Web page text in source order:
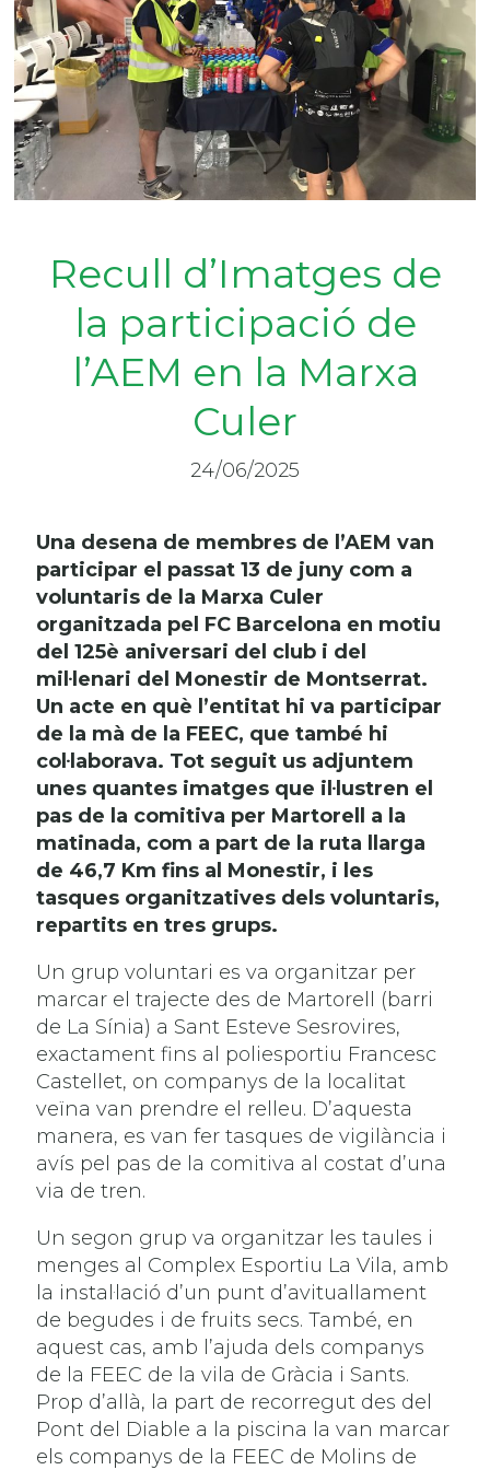
Recull d’Imatges de
la participació de
l’AEM en la Marxa
Culer
24/06/2025
Una desena de membres de l’AEM van
participar el passat 13 de juny com a
voluntaris de la Marxa Culer
organitzada pel FC Barcelona en motiu
del 125è aniversari del club i del
mil·lenari del Monestir de Montserrat.
Un acte en què l’entitat hi va participar
de la mà de la FEEC, que també hi
col·laborava. Tot seguit us adjuntem
unes quantes imatges que il·lustren el
pas de la comitiva per Martorell a la
matinada, com a part de la ruta llarga
de 46,7 Km fins al Monestir, i les
tasques organitzatives dels voluntaris,
repartits en tres grups.
Un grup voluntari es va organitzar per
marcar el trajecte des de Martorell (barri
de La Sínia) a Sant Esteve Sesrovires,
exactament fins al poliesportiu Francesc
Castellet, on companys de la localitat
veïna van prendre el relleu. D’aquesta
manera, es van fer tasques de vigilància i
avís pel pas de la comitiva al costat d’una
via de tren.
Un segon grup va organitzar les taules i
menges al Complex Esportiu La Vila, amb
la instal·lació d’un punt d’avituallament
de begudes i de fruits secs. També, en
aquest cas, amb l’ajuda dels companys
de la FEEC de la vila de Gràcia i Sants.
Prop d’allà, la part de recorregut des del
Pont del Diable a la piscina la van marcar
els companys de la FEEC de Molins de